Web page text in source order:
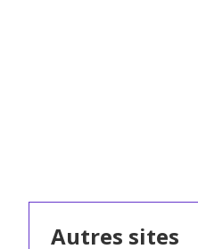
Autres sites